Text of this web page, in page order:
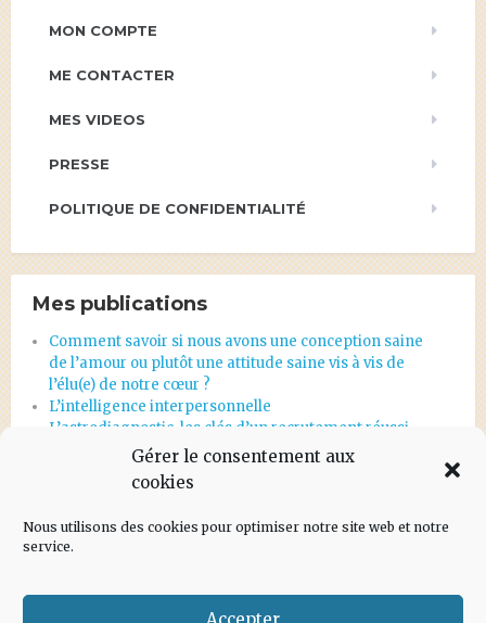
Gérer le consentement aux
cookies
Nous utilisons des cookies pour optimiser notre site web et notre
service.
Accepter
MON COMPTE
ME CONTACTER
MES VIDEOS
PRESSE
POLITIQUE DE CONFIDENTIALITÉ
Mes publications
Comment savoir si nous avons une conception saine
de l’amour ou plutôt une attitude saine vis à vis de
l’élu(e) de notre cœur ?
L’intelligence interpersonnelle
L’astrodiagnostic, les clés d’un recrutement réussi
Et en une seconde, tout s’écroule…
Astrodiagnostic d’orientation professionnelle